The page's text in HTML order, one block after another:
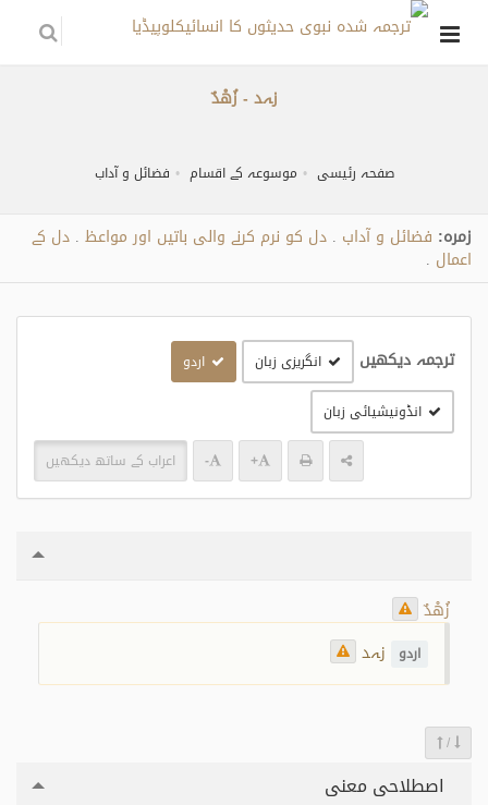
زہد - زُهْدٌ
صفحہ رئیسی موسوعہ کے اقسام فضائل و آداب
زمره: فضائل و آداب دل کو نرم کرنے والی باتیں اور مواعظ دل کے
اعمال
ترجمہ دیکھیں انگریزی زبان اردو
انڈونیشیائی زبان
+
- اعراب کے ساتھ دیکھیں
زُهْدٌ
اردو زہد
/
اصطلاحی معنی